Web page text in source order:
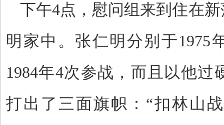
下午4点，慰问组来到住在
明家中。张仁明分别于1975
1984年4次参战，而且以他过
打出了三面旗帜：“扣林山